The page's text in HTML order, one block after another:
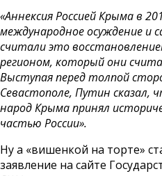
«Аннексия Россией Крыма в
международное осуждение и
считали это
регионом, который они
Выступая перед толпой
Севастополе, Путин сказал,
народ Крыма принял
частью России».
Ну а «вишенкой на торте»
заявление на сайте